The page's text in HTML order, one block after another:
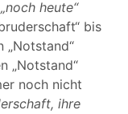
„noch heute“
bis
„Notstand“
„Notstand“
noch nicht
ihre